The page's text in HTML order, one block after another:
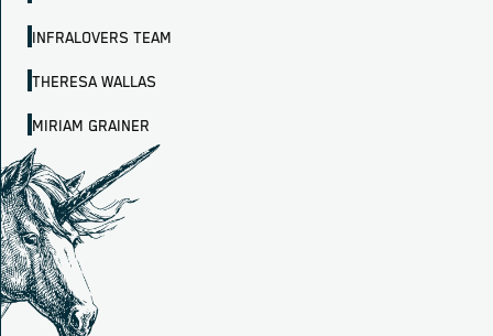
INFRALOVERS TEAM
THERESA WALLAS
MIRIAM GRAINER